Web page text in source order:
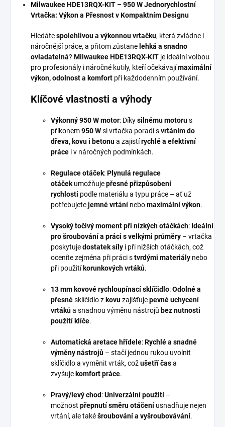
Milwaukee HDE13RQX-KIT – 950 W Jednorychlostní
Vrtačka: Výkon a Přesnost v Kompaktním Designu
Hledátespolehlivou a výkonnou vrtačku, která zvládne i
náročnější práce, a přitom zůstane lehká a snadno
ovladatelná? Milwaukee HDE13RQX-KIT je ideální volbou
pro profesionály i náročné kutily, kteří očekávajímaximální
výkon, odolnost a komfort při každodenním používání.
Klíčové vlastnosti a výhody
Výkonný 950 W motor: Díkysilnému motorus
příkonem950 Wsi vrtačka poradí svrtáním do
dřeva, kovu i betonua zajistírychlé a efektivní
práce i v náročných podmínkách.
Regulace otáček:Plynulá regulace
otáček umožňujepřesné přizpůsobení
rychlosti podle materiálu a typu práce – ať už
potřebujetejemné vrtání nebomaximální výkon.
Vysoký točivý moment při nízkých otáčkách: Ideální
pro šroubování a práci s velkými průměry – vrtačka
poskytujedostatek síly i při nižších otáčkách, což
oceníte zejména při práci stvrdými materiály nebo
při použití korunkových vrtáků.
13 mm kovové rychloupínací sklíčidlo:Odolné a
přesnésklíčidlo z kovuzajišťujepevné uchycení
vrtákůa snadnou výměnu nástrojů bez nutnosti
použití klíče.
Automatická aretace hřídele:Rychlé a snadné
výměny nástrojů – stačí jednou rukou uvolnit
sklíčidlo a vyměnit vrták, cožušetří časa
zvyšuje komfort práce.
Pravý/levý chod:Univerzální použití –
možnost přepnutí směru otáčení usnadňuje nejen
vrtání, ale takéšroubování a vyšroubovávání.